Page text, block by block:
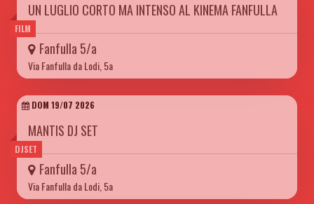
FILM
UN LUGLIO CORTO MA INTENSO AL KINEMA FANFULLA
Fanfulla 5/a
Via Fanfulla da Lodi, 5a
DJSET
DOM 19/07 2026
MANTIS DJ SET
Fanfulla 5/a
Via Fanfulla da Lodi, 5a